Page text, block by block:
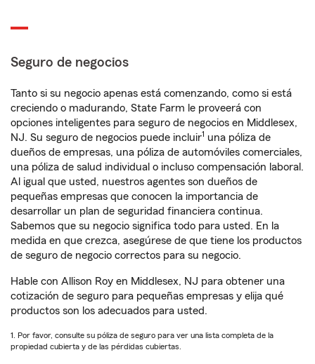
Seguro de negocios
Tanto si su negocio apenas está comenzando, como si está
creciendo o madurando, State Farm le proveerá con
opciones inteligentes para seguro de negocios en Middlesex,
NJ. Su seguro de negocios puede incluir1 una póliza de
dueños de empresas, una póliza de automóviles comerciales,
una póliza de salud individual o incluso compensación laboral.
Al igual que usted, nuestros agentes son dueños de
pequeñas empresas que conocen la importancia de
desarrollar un plan de seguridad financiera continua.
Sabemos que su negocio significa todo para usted. En la
medida en que crezca, asegúrese de que tiene los productos
de seguro de negocio correctos para su negocio.
Hable con Allison Roy en Middlesex, NJ para obtener una
cotización de seguro para pequeñas empresas y elija qué
productos son los adecuados para usted.
1. Por favor, consulte su póliza de seguro para ver una lista completa de la
propiedad cubierta y de las pérdidas cubiertas.